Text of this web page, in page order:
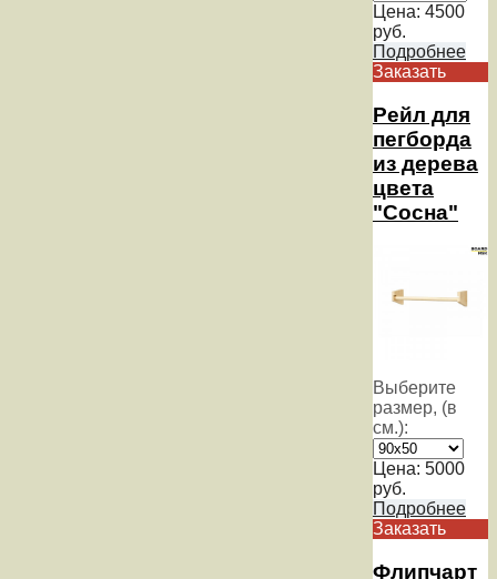
Цена: 4500
руб.
Подробнее
Заказать
Рейл для
пегборда
из дерева
цвета
"Сосна"
Выберите
размер, (в
см.):
Цена: 5000
руб.
Подробнее
Заказать
Флипчарт